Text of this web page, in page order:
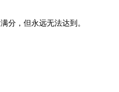
分，但永远无法达到。